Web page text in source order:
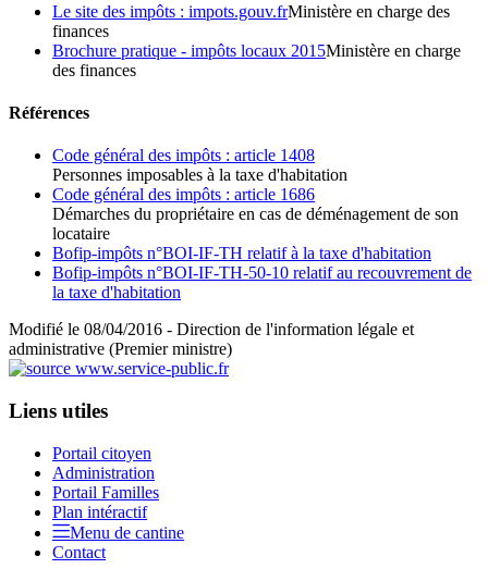
Le site des impôts : impots.gouv.frMinistère en charge des
finances
Brochure pratique - impôts locaux 2015Ministère en charge
des finances
Références
Code général des impôts : article 1408
Personnes imposables à la taxe d'habitation
Code général des impôts : article 1686
Démarches du propriétaire en cas de déménagement de son
locataire
Bofip-impôts n°BOI-IF-TH relatif à la taxe d'habitation
Bofip-impôts n°BOI-IF-TH-50-10 relatif au recouvrement de
la taxe d'habitation
Modifié le 08/04/2016 - Direction de l'information légale et
administrative (Premier ministre)
Liens utiles
Portail citoyen
Administration
Portail Familles
Plan intéractif
Menu de cantine
Contact